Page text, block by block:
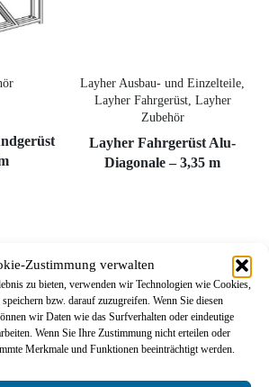
Zustimmung verwalten
zu bieten, verwenden wir Technologien wie Cookies,
bzw. darauf zuzugreifen. Wenn Sie diesen
wir Daten wie das Surfverhalten oder eindeutige
Wenn Sie Ihre Zustimmung nicht erteilen oder
Merkmale und Funktionen beeinträchtigt werden.
Layher Ausbau- und Einzelteile,
Layher Fahrgerüst, Layher
Zubehör
Layher Fahrgerüst Alu-
Diagonale – 3,35 m
In den Warenkorb